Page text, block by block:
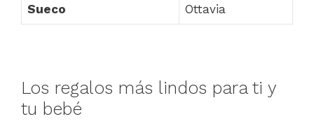
Sueco Ottavia
Los regalos más lindos para ti y
tu bebé